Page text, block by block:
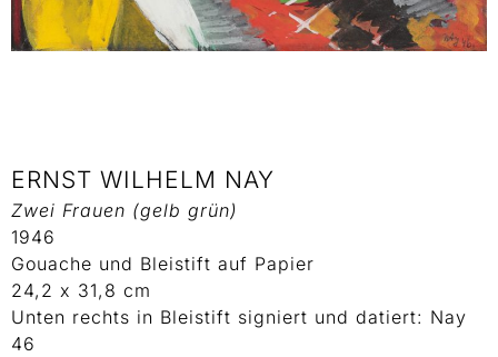
ERNST WILHELM NAY
Zwei Frauen (gelb grün)
1946
Gouache und Bleistift auf Papier
24,2 x 31,8 cm
Unten rechts in Bleistift signiert und datiert: Nay
46